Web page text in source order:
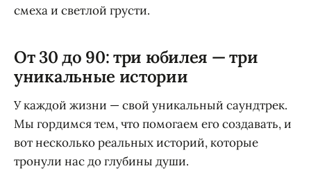
смеха и светлой грусти.
От 30 до 90: три юбилея — три
уникальные истории
У каждой жизни — свой уникальный саундтрек.
Мы гордимся тем, что помогаем его создавать, и
вот несколько реальных историй, которые
тронули нас до глубины души.